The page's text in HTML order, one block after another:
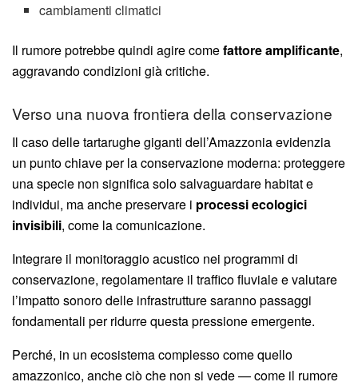
cambiamenti climatici
Il rumore potrebbe quindi agire comefattore amplificante,
aggravando condizioni già critiche.
Verso una nuova frontiera della conservazione
Il caso delle tartarughe giganti dell’Amazzonia evidenzia
un punto chiave per la conservazione moderna: proteggere
una specie non significa solo salvaguardare habitat e
individui, ma anche preservare i processi ecologici
invisibili, come la comunicazione.
Integrare il monitoraggio acustico nei programmi di
conservazione, regolamentare il traffico fluviale e valutare
l’impatto sonoro delle infrastrutture saranno passaggi
fondamentali per ridurre questa pressione emergente.
Perché, in un ecosistema complesso come quello
amazzonico, anche ciò che non si vede — come il rumore